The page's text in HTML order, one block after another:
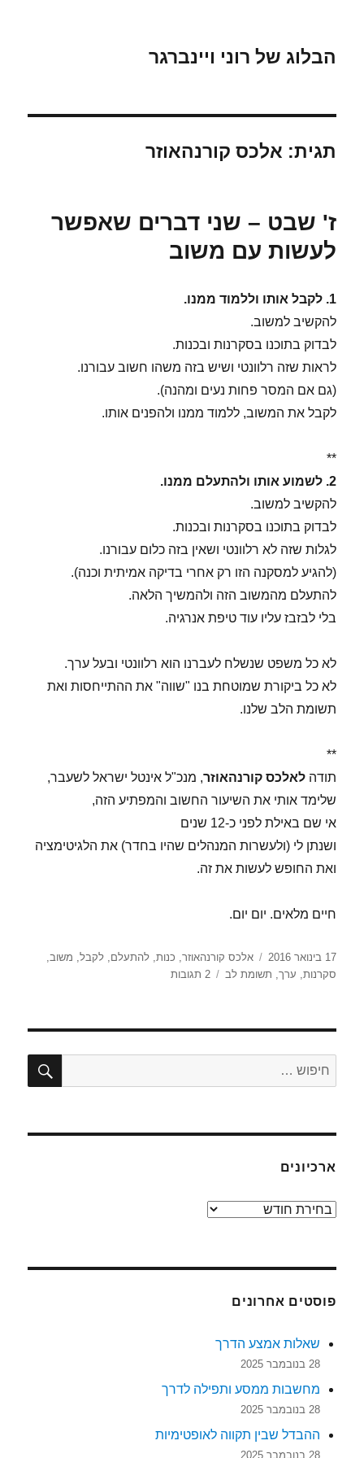
הבלוג של רוני ויינברגר
תגית: אלכס קורנהאוזר
ז' שבט – שני דברים שאפשר
לעשות עם משוב
1. לקבל אותו וללמוד ממנו.
להקשיב למשוב.
לבדוק בתוכנו בסקרנות ובכנות.
לראות שזה רלוונטי ושיש בזה משהו חשוב עבורנו.
(גם אם המסר פחות נעים ומהנה).
לקבל את המשוב, ללמוד ממנו ולהפנים אותו.
**
2. לשמוע אותו ולהתעלם ממנו.
להקשיב למשוב.
לבדוק בתוכנו בסקרנות ובכנות.
לגלות שזה לא רלוונטי ושאין בזה כלום עבורנו.
(להגיע למסקנה הזו רק אחרי בדיקה אמיתית וכנה).
להתעלם מהמשוב הזה ולהמשיך הלאה.
בלי לבזבז עליו עוד טיפת אנרגיה.
לא כל משפט שנשלח לעברנו הוא רלוונטי ובעל ערך.
לא כל ביקורת שמוטחת בנו "שווה" את ההתייחסות ואת
תשומת הלב שלנו.
**
תודהלאלכס קורנהאוזר, מנכ"ל אינטל ישראל לשעבר,
שלימד אותי את השיעור החשוב והמפתיע הזה,
אי שם באילת לפני כ-12 שנים
ושנתן לי (ולעשרות המנהלים שהיו בחדר) את הלגיטימציה
ואת החופש לעשות את זה.
חיים מלאים. יום יום.
פורסם
בתאריך
17 בינואר 2016 תגיות
אלכס קורנהאוזר, כנות,להתעלם,לקבל, משוב,
סקרנות, ערך, תשומת לב 2 תגובות
על
דברים
חפש:
ארכיונים
ארכיונים
פוסטים אחרונים
שאלות אמצע הדרך
28 בנובמבר 2025
מחשבות ממסע ותפילה לדרך
28 בנובמבר 2025
ההבדל שבין תקווה לאופטימיות
28 בנובמבר 2025